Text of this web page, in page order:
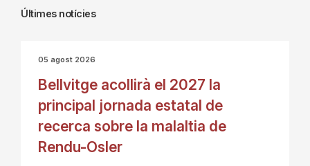
Últimes notícies
05 agost 2026
Bellvitge acollirà el 2027 la
principal jornada estatal de
recerca sobre la malaltia de
Rendu-Osler